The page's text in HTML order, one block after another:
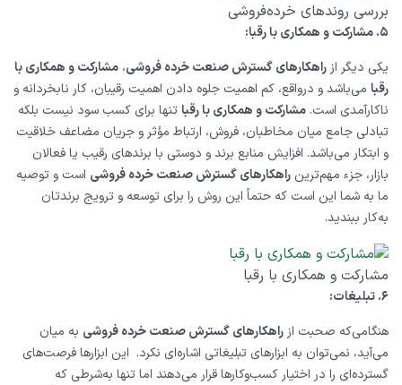
بررسی روندهای خرده‌فروشی
۵. مشارکت و همکاری با رقبا:
یکی دیگر ازراهکارهای گسترش صنعت خرده ‌فروشی، مشارکت و همکاری با
رقبا می‌باشد و درواقع، کم‌ اهمیت جلوه دادن اهمیت رقیبان، کار نابخردانه و
ناکارآمدی است. مشارکت و همکاری با رقباتنها برای کسب سود نیست بلکه
تبادلی جامع میان مخاطبان، فروش، ارتباط مؤثر و جریان مضاعف خلاقیت
و ابتکار می‌باشد. افزایش منابع برند و دوستی با برندهای رقیب یا فعالان
بازار، جزء مهم‌ترین راهکارهای گسترش صنعت خرده ‌فروشی است و توصیه
ما به شما این است که حتماً این روش را برای توسعه و ترویج برندتان
به‌کار ببندید.
مشارکت و همکاری با رقبا
۶. تبلیغات:
هنگامی‌که صحبت از راهکارهای گسترش صنعت خرده‌ فروشی به میان
می‌آید، نمی‌توان به ابزارهای تبلیغاتی اشاره‌ای نکرد. این ابزارها فرصت‌های
گسترده‌ای را در اختیار کسب‌وکارها قرار می‌دهند اما تنها به‌شرطی که